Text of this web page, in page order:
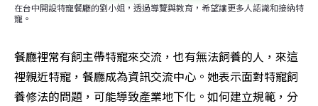
在台中開設特寵餐廳的劉小姐，透過導覽與教育，希望讓更多人認識和接納特
寵。
餐廳裡常有飼主帶特寵來交流，也有無法飼養的人，來這
裡親近特寵，餐廳成為資訊交流中心。她表示面對特寵飼
養修法的問題，可能導致產業地下化。如何建立規範，分